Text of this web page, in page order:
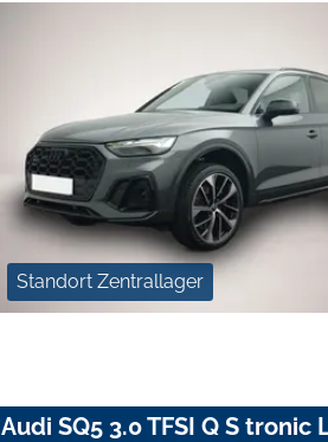
Standort Zentrallager
Audi SQ5 3.0 TFSI Q S